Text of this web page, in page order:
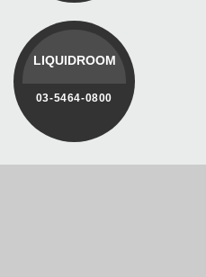
LIQUIDROOM
03-5464-0800